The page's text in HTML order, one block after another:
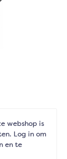
webshop is
Log in om
en te